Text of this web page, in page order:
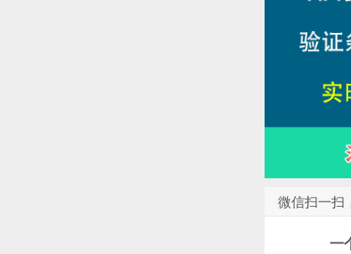
微信扫一扫
一